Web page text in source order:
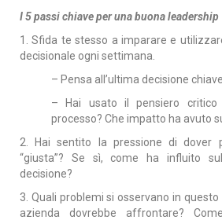
I 5 passi chiave per una buona leadership
1. Sfida te stesso a imparare e
decisionale ogni settimana.
– Pensa all’ultima decisione
– Hai usato il pensiero
processo? Che impatto ha avuto
2. Hai sentito la pressione di dover
“giusta”? Se sì, come ha influito
decisione?
3. Quali problemi si osservano in
azienda dovrebbe affrontare?